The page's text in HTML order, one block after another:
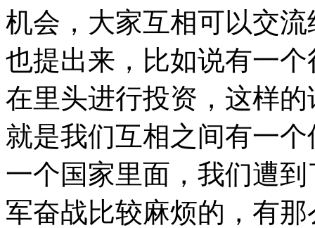
机会，大家互相可以交
也提出来，比如说有一
在里头进行投资，这样
就是我们互相之间有一
一个国家里面，我们遭
军奋战比较麻烦的，有